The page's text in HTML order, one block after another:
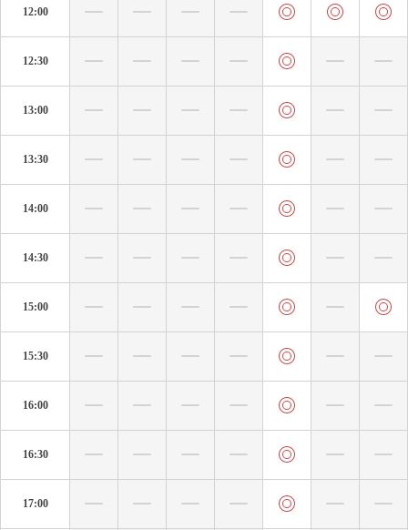
12:00
12:30
13:00
13:30
14:00
14:30
15:00
15:30
16:00
16:30
17:00